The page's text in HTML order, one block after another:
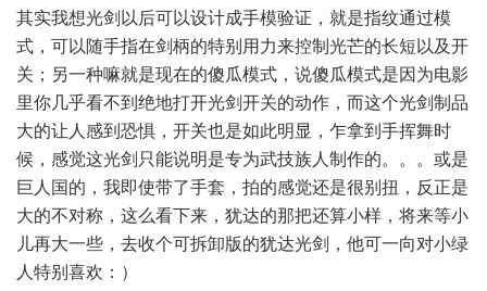
其实我想光剑以后可以设计成手模验证，就是指纹通过模
式，可以随手指在剑柄的特别用力来控制光芒的长短以及开
关；另一种嘛就是现在的傻瓜模式，说傻瓜模式是因为电影
里你几乎看不到绝地打开光剑开关的动作，而这个光剑制品
大的让人感到恐惧，开关也是如此明显，乍拿到手挥舞时
候，感觉这光剑只能说明是专为武技族人制作的。。。或是
巨人国的，我即使带了手套，拍的感觉还是很别扭，反正是
大的不对称，这么看下来，犹达的那把还算小样，将来等小
儿再大一些，去收个可拆卸版的犹达光剑，他可一向对小绿
人特别喜欢：）